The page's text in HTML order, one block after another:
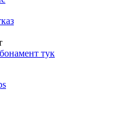
тук